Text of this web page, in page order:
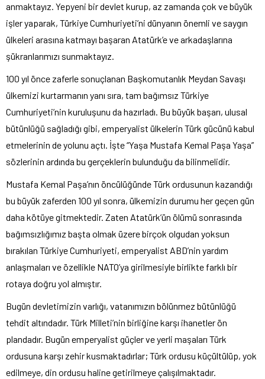
anmaktayız. Yepyeni bir devlet kurup, az zamanda çok ve büyük
işler yaparak, Türkiye Cumhuriyeti’ni dünyanın önemli ve saygın
ülkeleri arasına katmayı başaran Atatürk’e ve arkadaşlarına
şükranlarımızı sunmaktayız.
100 yıl önce zaferle sonuçlanan Başkomutanlık Meydan Savaşı
ülkemizi kurtarmanın yanı sıra, tam bağımsız Türkiye
Cumhuriyeti’nin kuruluşunu da hazırladı. Bu büyük başarı, ulusal
bütünlüğü sağladığı gibi, emperyalist ülkelerin Türk gücünü kabul
etmelerinin de yolunu açtı. İşte “Yaşa Mustafa Kemal Paşa Yaşa”
sözlerinin ardında bu gerçeklerin bulunduğu da bilinmelidir.
Mustafa Kemal Paşa’nın öncülüğünde Türk ordusunun kazandığı
bu büyük zaferden 100 yıl sonra, ülkemizin durumu her geçen gün
daha kötüye gitmektedir. Zaten Atatürk’ün ölümü sonrasında
bağımsızlığımız başta olmak üzere birçok olgudan yoksun
bırakılan Türkiye Cumhuriyeti, emperyalist ABD’nin yardım
anlaşmaları ve özellikle NATO’ya girilmesiyle birlikte farklı bir
rotaya doğru yol almıştır.
Bugün devletimizin varlığı, vatanımızın bölünmez bütünlüğü
tehdit altındadır. Türk Milleti’nin birliğine karşı ihanetler ön
plandadır. Bugün emperyalist güçler ve yerli maşaları Türk
ordusuna karşı zehir kusmaktadırlar; Türk ordusu küçültülüp, yok
edilmeye, din ordusu haline getirilmeye çalışılmaktadır.